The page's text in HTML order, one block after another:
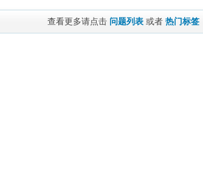
查看更多请点击 问题列表 或者 热门标签